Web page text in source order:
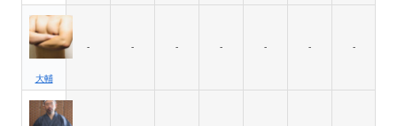
大輔
- - - - - - -